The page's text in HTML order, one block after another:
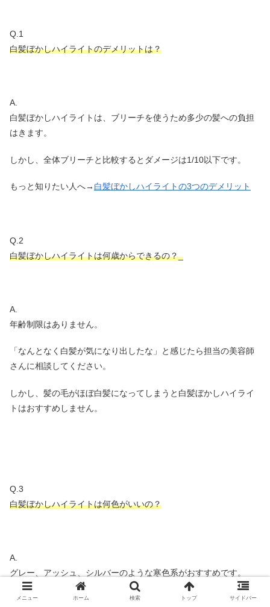
Q.1
白髪ぼかしハイライトのデメリットは？
A.
白髪ぼかしハイライトは、ブリーチを使うため多少の髪への負担
はきます。
しかし、全体ブリーチと比較するとダメージは1/10以下です。
もっと知りたい人へ→ 白髪ぼかしハイライトの3つのデメリット
Q.2
白髪ぼかしハイライトは何歳からできるの？_
A.
年齢制限はありません。
「なんとなく白髪が気になり出したな」と感じたら担当の美容師
さんに相談してください。
しかし、髪の毛がほぼ白髪になってしまうと白髪ぼかしハイライ
トはおすすめしません。
Q.3
白髪ぼかしハイライトは何色がいいの？
A.
グレー、アッシュ、シルバーのような寒色系がおすすめです。
なぜなら、白髪自体が寒色系に近い色のためオレンジやピンクの
メニュー ホーム 検索 トップ サイドバー